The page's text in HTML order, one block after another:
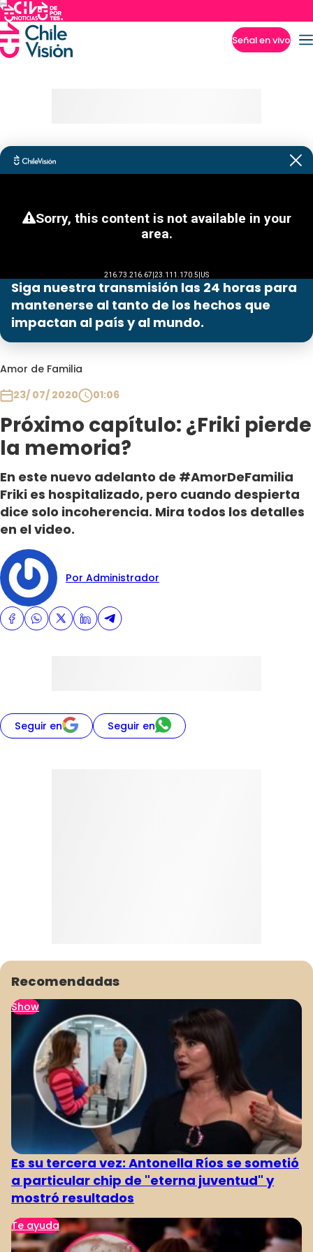
Señal en vivo
Siga nuestra transmisión las 24 horas para
mantenerse al tanto de los hechos que
impactan al país y al mundo.
Amor de Familia
23/ 07/ 2020
01:06
Próximo capítulo: ¿Friki pierde
la memoria?
En este nuevo adelanto de #AmorDeFamilia
Friki es hospitalizado, pero cuando despierta
dice solo incoherencia. Mira todos los detalles
en el video.
Por Administrador
Seguir en Seguir en
Recomendadas
Show
Es su tercera vez: Antonella Ríos se sometió
a particular chip de "eterna juventud" y
mostró resultados
Te ayuda
Programas
Contigo en Directo
Plan Perfecto
El Tiempo
Sabingo
Todos Los Programas